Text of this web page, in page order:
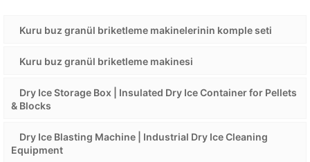
Kuru buz granül briketleme makinelerinin komple seti
Kuru buz granül briketleme makinesi
Dry Ice Storage Box | Insulated Dry Ice Container for Pellets
& Blocks
Dry Ice Blasting Machine | Industrial Dry Ice Cleaning
Equipment